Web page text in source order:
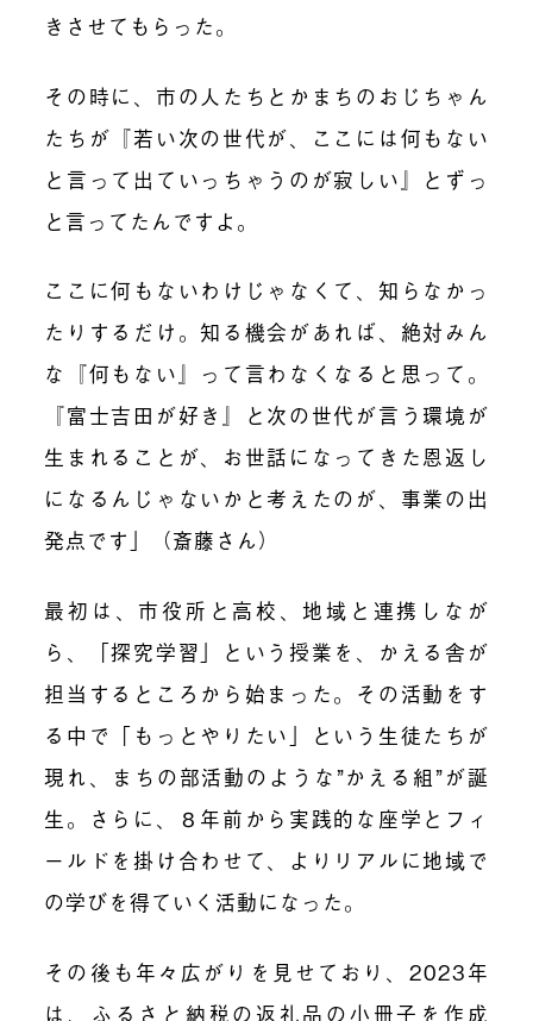
きさせてもらった。
その時に、市の人たちとかまちのおじちゃん
たちが『若い次の世代が、ここには何もない
と言って出ていっちゃうのが寂しい』とずっ
と言ってたんですよ。
ここに何もないわけじゃなくて、知らなかっ
たりするだけ。知る機会があれば、絶対みん
な『何もない』って言わなくなると思って。
『富士吉田が好き』と次の世代が言う環境が
生まれることが、お世話になってきた恩返し
になるんじゃないかと考えたのが、事業の出
発点です」（斎藤さん）
最初は、市役所と高校、地域と連携しなが
ら、「探究学習」という授業を、かえる舎が
担当するところから始まった。その活動をす
る中で「もっとやりたい」という生徒たちが
現れ、まちの部活動のような”かえる組”が誕
生。さらに、８年前から実践的な座学とフィ
ールドを掛け合わせて、よりリアルに地域で
の学びを得ていく活動になった。
その後も年々広がりを見せており、2023年
は、ふるさと納税の返礼品の小冊子を作成